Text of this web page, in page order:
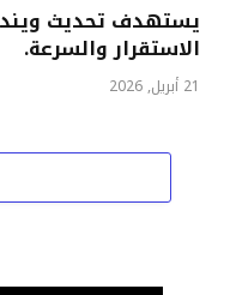
الاستقرار والسرعة.
21 أبريل, 2026